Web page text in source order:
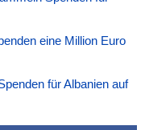
eine Million Euro
für Albanien auf